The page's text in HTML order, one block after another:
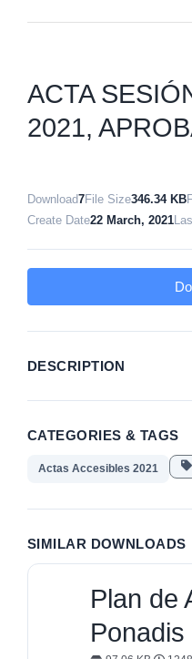
ACTA
2021,
Download7File Size346.34 KB
Create Date22 March, 2021
DESCRIPTION
CATEGORIES & TAGS
Actas Accesibles 2021
SIMILAR DOWNLOADS
Plan de
Ponadis